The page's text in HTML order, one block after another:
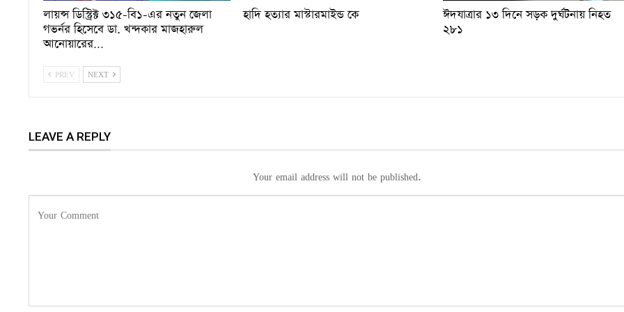
লায়ন্স ডিস্ট্রিক্ট ৩১৫-বি১-এর নতুন জেলা
গভর্নর হিসেবে ডা. খন্দকার মাজহারুল
আনোয়ারের…
হাদি হত্যার মাস্টারমাইন্ড কে
ঈদযাত্রার ১৩ দিনে সড়ক দুর্ঘটনায় নিহত
২৮১
PREV NEXT
LEAVE A REPLY
Your email address will not be published.